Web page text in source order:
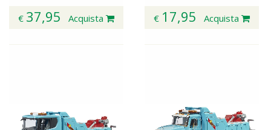
€ 37,95 Acquista € 17,95 Acquista